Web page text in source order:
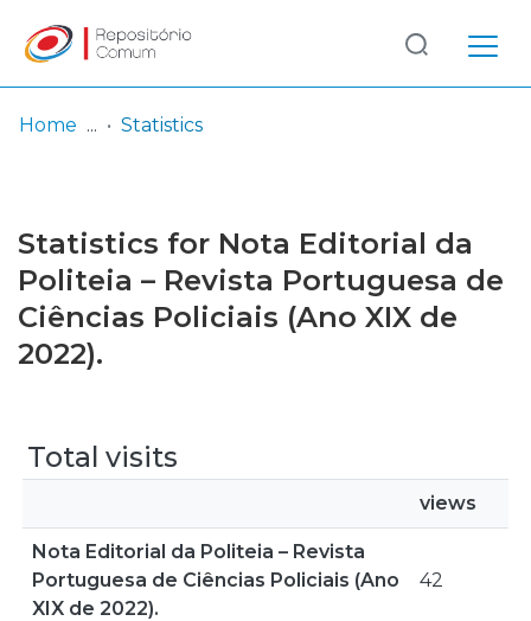
Browse repository
Entities
Log
In
(current)
Home Statistics
Statistics for Nota Editorial da
Politeia – Revista Portuguesa de
Ciências Policiais (Ano XIX de
2022).
Total visits
views
Nota Editorial da Politeia – Revista
Portuguesa de Ciências Policiais (Ano
XIX de 2022).
42